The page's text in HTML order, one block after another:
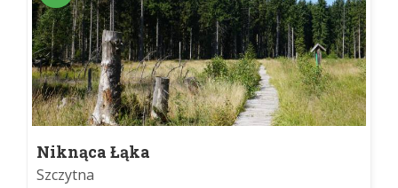
Niknąca Łąka
Szczytna